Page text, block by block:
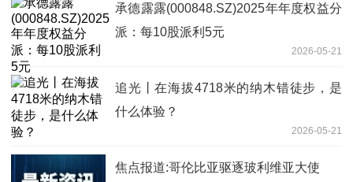
承德露露(000848.SZ)2025年年度权益分
派：每10股派利5元
2026-05-21
追光丨在海拔4718米的纳木错徒步，是
什么体验？
2026-05-21
焦点报道:哥伦比亚驱逐玻利维亚大使